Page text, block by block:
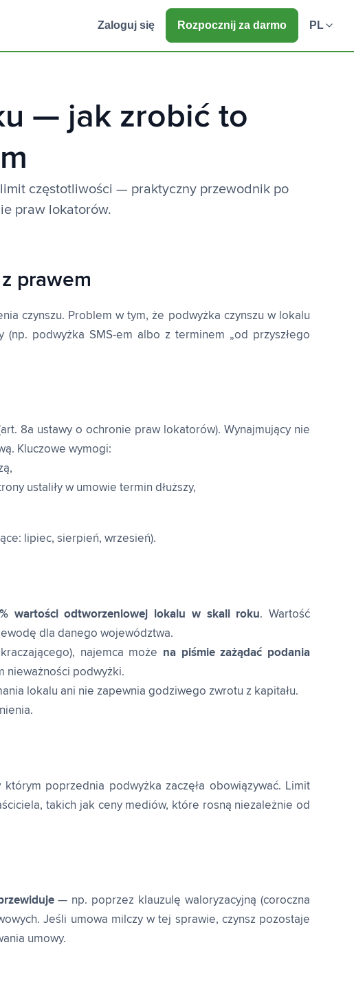
Zaloguj się Rozpocznij za darmo PL
— jak zrobić to
częstotliwości — praktyczny przewodnik po
praw lokatorów.
prawem
czynszu. Problem w tym, że podwyżka czynszu w lokalu
podwyżka SMS-em albo z terminem „od przyszłego
8a ustawy o ochronie praw lokatorów). Wynajmujący nie
Kluczowe wymogi:
ustaliły w umowie termin dłuższy,
lipiec, sierpień, wrzesień).
wartości odtworzeniowej lokalu w skali roku. Wartość
dla danego województwa.
najemca może na piśmie zażądać podania
nieważności podwyżki.
lokalu ani nie zapewnia godziwego zwrotu z kapitału.
poprzednia podwyżka zaczęła obowiązywać. Limit
takich jak ceny mediów, które rosną niezależnie od
— np. poprzez klauzulę waloryzacyjną (coroczna
Jeśli umowa milczy w tej sprawie, czynsz pozostaje
umowy.